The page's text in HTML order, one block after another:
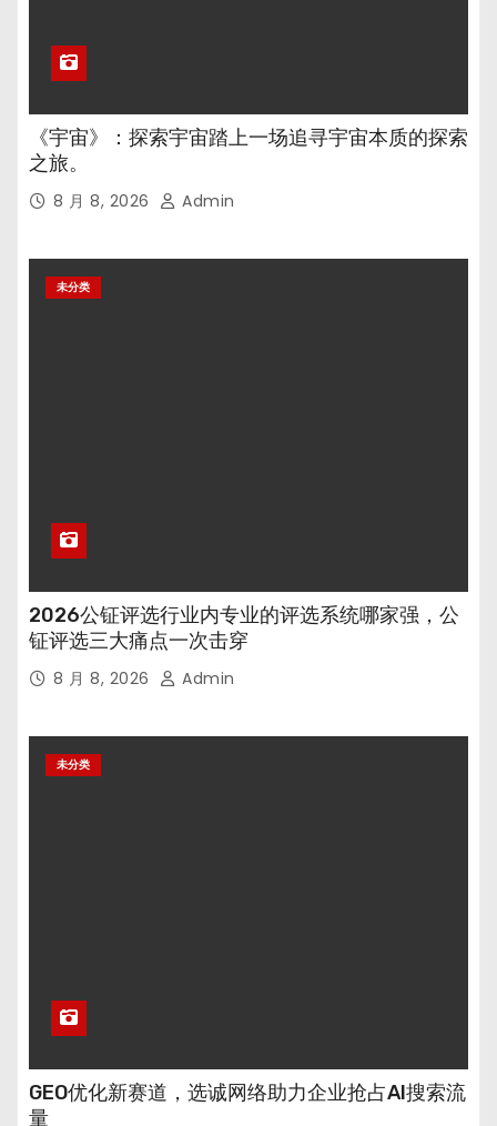
《宇宙》：探索宇宙踏上一场追寻宇宙本质的探索
之旅。
8 月 8, 2026 Admin
未分类
2026公钲评选行业内专业的评选系统哪家强，公
钲评选三大痛点一次击穿
8 月 8, 2026 Admin
未分类
GEO优化新赛道，选诚网络助力企业抢占AI搜索流
量